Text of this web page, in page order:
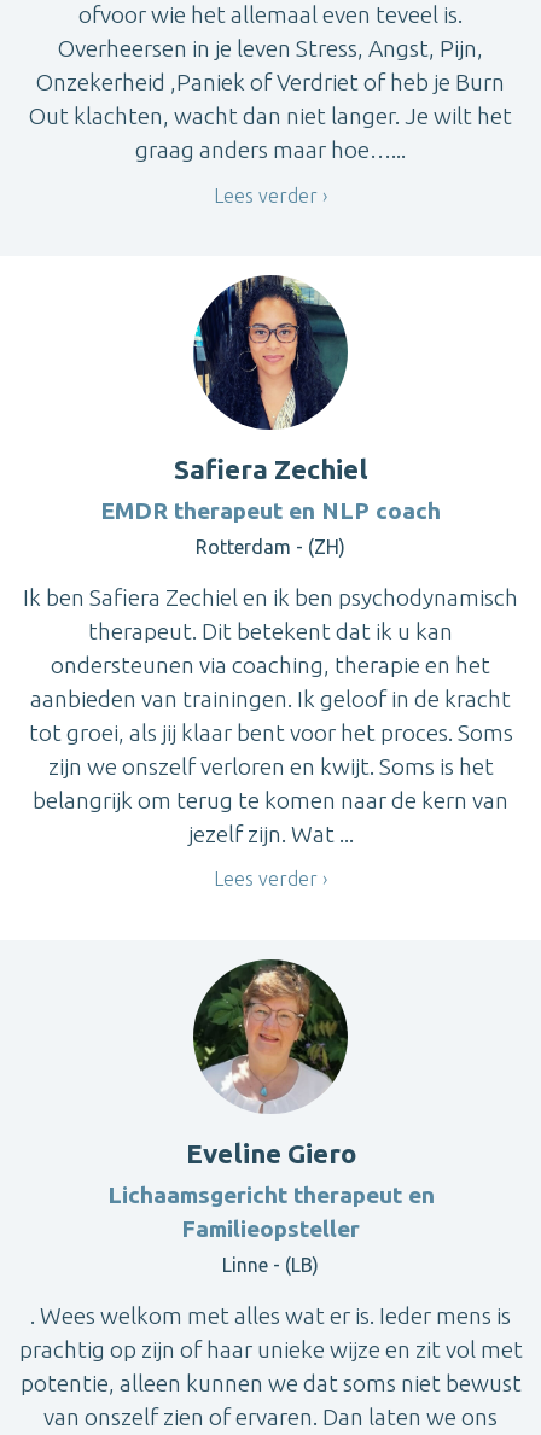
ofvoor wie het allemaal even teveel is.
Overheersen in je leven Stress, Angst, Pijn,
Onzekerheid ,Paniek of Verdriet of heb je Burn
Out klachten, wacht dan niet langer. Je wilt het
graag anders maar hoe…...
Lees verder
Safiera Zechiel
EMDR therapeut en NLP coach
Rotterdam - (ZH)
Ik ben Safiera Zechiel en ik ben psychodynamisch
therapeut. Dit betekent dat ik u kan
ondersteunen via coaching, therapie en het
aanbieden van trainingen. Ik geloof in de kracht
tot groei, als jij klaar bent voor het proces. Soms
zijn we onszelf verloren en kwijt. Soms is het
belangrijk om terug te komen naar de kern van
jezelf zijn. Wat ...
Lees verder
Eveline Giero
Lichaamsgericht therapeut en
Familieopsteller
Linne - (LB)
. Wees welkom met alles wat er is. Ieder mens is
prachtig op zijn of haar unieke wijze en zit vol met
potentie, alleen kunnen we dat soms niet bewust
van onszelf zien of ervaren. Dan laten we ons